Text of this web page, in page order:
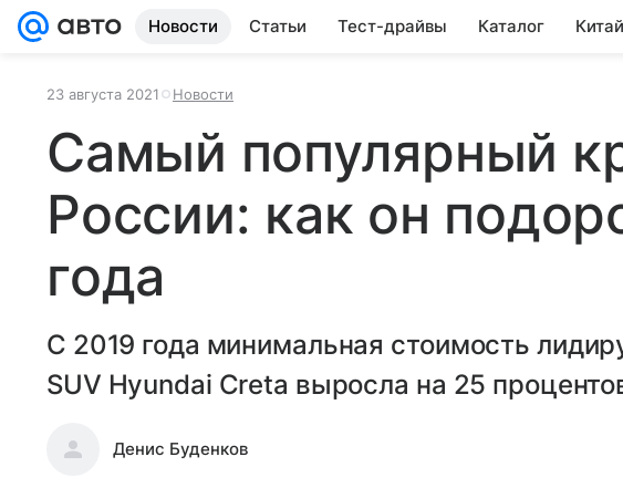
Новости Статьи Тест-драйвы Каталог
23 августа 2021 Новости
Самый популярный
России: как он
года
С 2019 года минимальная стоимость
SUV Hyundai Creta выросла на 25
Денис Буденков